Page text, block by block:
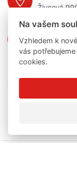
Živcová
+420
Ochrana osobních
Na vašem
Vzhledem k
vás
cookies.